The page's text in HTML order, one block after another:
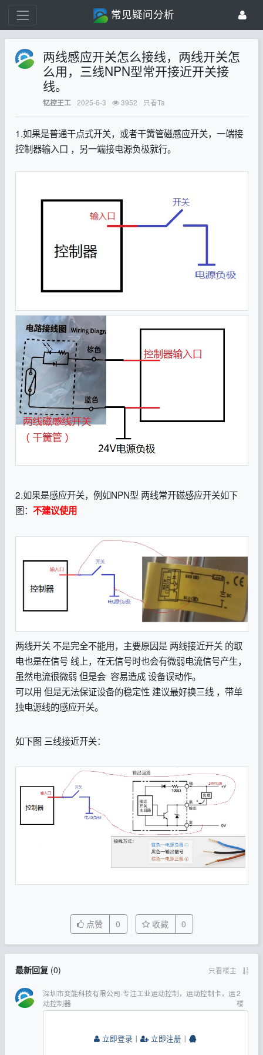
常见疑问分析
两线感应开关怎么接线，两线开关怎
么用，三线NPN型常开接近开关接
线。
钇控王工 2025-6-3 3952 只看Ta
1.如果是普通干点式开关，或者干簧管磁感应开关，一端接
控制器输入口 ，另一端接电源负极就行。
2.如果是感应开关，例如NPN型 两线常开磁感应开关如下
图： 不建议使用
两线开关 不是完全不能用，主要原因是 两线接近开关 的取
电也是在信号 线上，在无信号时也会有微弱电流信号产生，
虽然电流很微弱 但是会 容易造成 设备误动作。
可以用 但是无法保证设备的稳定性 建议最好换三线 ，带单
独电源线的感应开关。
如下图 三线接近开关：
点赞 0 收藏 0
最新回复(0) 只看楼主
深圳市变能科技有限公司-专注工业运动控制，运动控制卡，运
动控制器
2
楼
立即登录 丨 立即注册 丨